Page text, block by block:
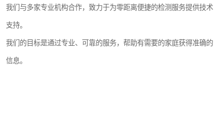
我们与多家专业机构合作，致力于为零距离便捷的检测服务提供技术
支持。
我们的目标是通过专业、可靠的服务，帮助有需要的家庭获得准确的
信息。